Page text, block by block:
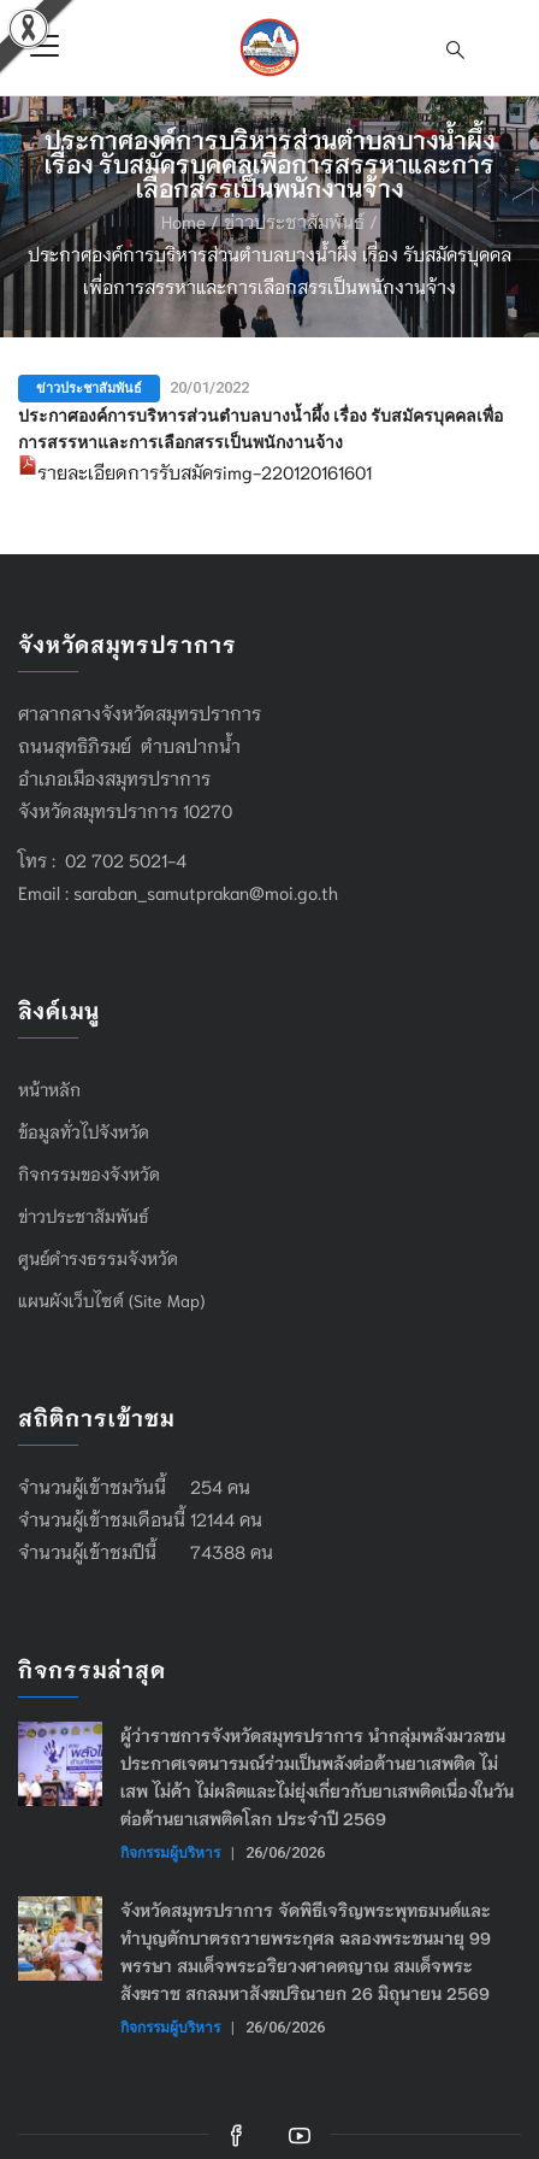
ประกาศองค์การบริหารส่วนตำบลบางน้ำผึ้ง
เรื่อง รับสมัครบุคคลเพื่อการสรรหาและการ
เลือกสรรเป็นพนักงานจ้าง
Home/ ข่าวประชาสัมพันธ์ /
ประกาศองค์การบริหารส่วนตำบลบางน้ำผึ้ง เรื่อง รับสมัครบุคคล
เพื่อการสรรหาและการเลือกสรรเป็นพนักงานจ้าง
ข่าวประชาสัมพันธ์ 20/01/2022
ประกาศองค์การบริหารส่วนตำบลบางน้ำผึ้ง เรื่อง รับสมัครบุคคลเพื่อ
การสรรหาและการเลือกสรรเป็นพนักงานจ้าง
รายละเอียดการรับสมัครimg-220120161601
จังหวัดสมุทรปราการ
ศาลากลางจังหวัดสมุทรปราการ
ถนนสุทธิภิรมย์ ตำบลปากน้ำ
อำเภอเมืองสมุทรปราการ
จังหวัดสมุทรปราการ 10270
โทร : 02 702 5021-4
Email : saraban_samutprakan@moi.go.th
ลิงค์เมนู
หน้าหลัก
ข้อมูลทั่วไปจังหวัด
กิจกรรมของจังหวัด
ข่าวประชาสัมพันธ์
ศูนย์ดำรงธรรมจังหวัด
แผนผังเว็บไซต์ (Site Map)
สถิติการเข้าชม
จำนวนผู้เข้าชมวันนี้ 254 คน
จำนวนผู้เข้าชมเดือนนี้ 12144 คน
จำนวนผู้เข้าชมปีนี้ 74388 คน
กิจกรรมล่าสุด
ผู้ว่าราชการจังหวัดสมุทรปราการ นำกลุ่มพลังมวลชน
ประกาศเจตนารมณ์ร่วมเป็นพลังต่อต้านยาเสพติด ไม่
เสพ ไม่ค้า ไม่ผลิตและไม่ยุ่งเกี่ยวกับยาเสพติดเนื่องในวัน
ต่อต้านยาเสพติดโลก ประจำปี 2569
กิจกรรมผู้บริหาร | 26/06/2026
จังหวัดสมุทรปราการ จัดพิธีเจริญพระพุทธมนต์และ
ทำบุญตักบาตรถวายพระกุศล ฉลองพระชนมายุ 99
พรรษา สมเด็จพระอริยวงศาคตญาณ สมเด็จพระ
สังฆราช สกลมหาสังฆปริณายก 26 มิถุนายน 2569
กิจกรรมผู้บริหาร | 26/06/2026